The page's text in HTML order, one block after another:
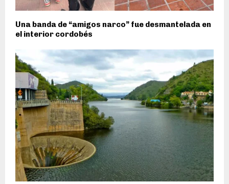
Una banda de “amigos narco” fue desmantelada en
el interior cordobés